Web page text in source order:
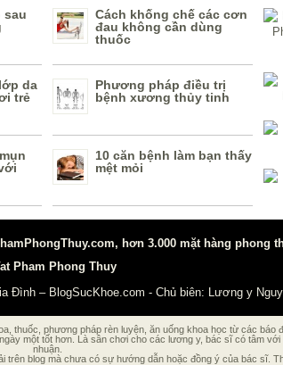
sau
da
trẻ
Cách khống chế các cơn
đau không cần dùng
thuốc
Phương pháp điều trị
bệnh xương thủy tinh
10 căn bệnh làm bạn thấy
mệt mỏi
hơn 3.000 mặt hàng phong
Đình – BlogSucKhoe.com - Chủ biên: Lương y
thuốc, phương pháp rèn luyện, ăn uống khoa học từ các báo
một tốt hơn. Là sân chơi cho các lương y, bác sĩ có tâm
nhuận.
blog mà chưa có sự hướng dẫn hoặc đồng ý của bác sĩ.